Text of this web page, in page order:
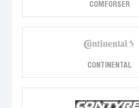
COMFORSER
CONTINENTAL